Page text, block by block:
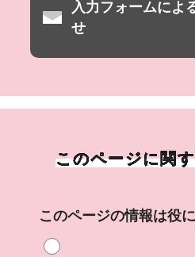
入力フォームによ
せ
このページに関
このページの情報は役